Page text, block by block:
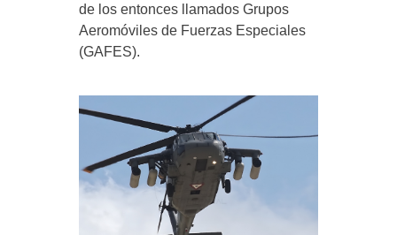
de los entonces llamados Grupos
Aeromóviles de Fuerzas Especiales
(GAFES).